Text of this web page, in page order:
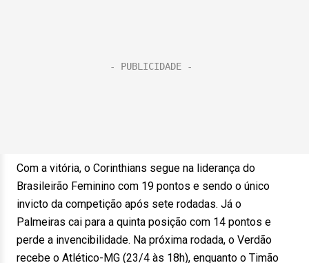
Com a vitória, o Corinthians segue na liderança do
Brasileirão Feminino com 19 pontos e sendo o único
invicto da competição após sete rodadas. Já o
Palmeiras cai para a quinta posição com 14 pontos e
perde a invencibilidade. Na próxima rodada, o Verdão
recebe o Atlético-MG (23/4 às 18h), enquanto o Timão